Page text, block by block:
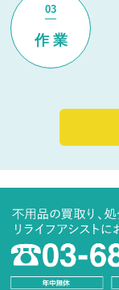
03
作 業